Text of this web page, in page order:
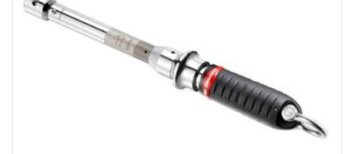
• Dostarczane w kasecie plastikowej
• Waga: 490 g
Typ gwarancji:D2(Naprawa lub bezpłatna wymiana w zakresie
wadliwych części w ciągu 2 lat od zakupu)